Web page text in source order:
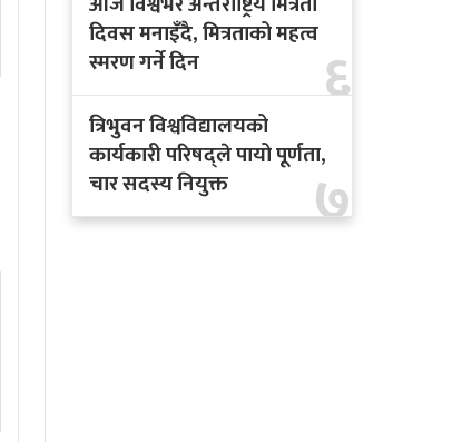
६
दिवस मनाइँदै, मित्रताको महत्व
स्मरण गर्ने दिन
७
त्रिभुवन विश्वविद्यालयको
कार्यकारी परिषद्ले पायो पूर्णता,
चार सदस्य नियुक्त